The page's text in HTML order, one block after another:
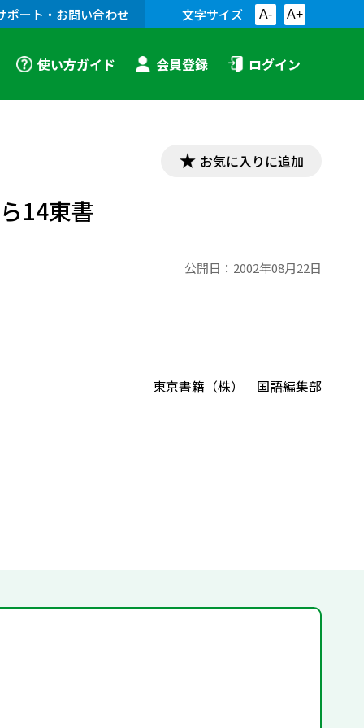
ポート・お問い合わせ 文字サイズ A- A+
使い方ガイド 会員登録 ログイン
お気に入りに追加
14東書
公開日： 2002年08月22日
東京書籍（株） 国語編集部